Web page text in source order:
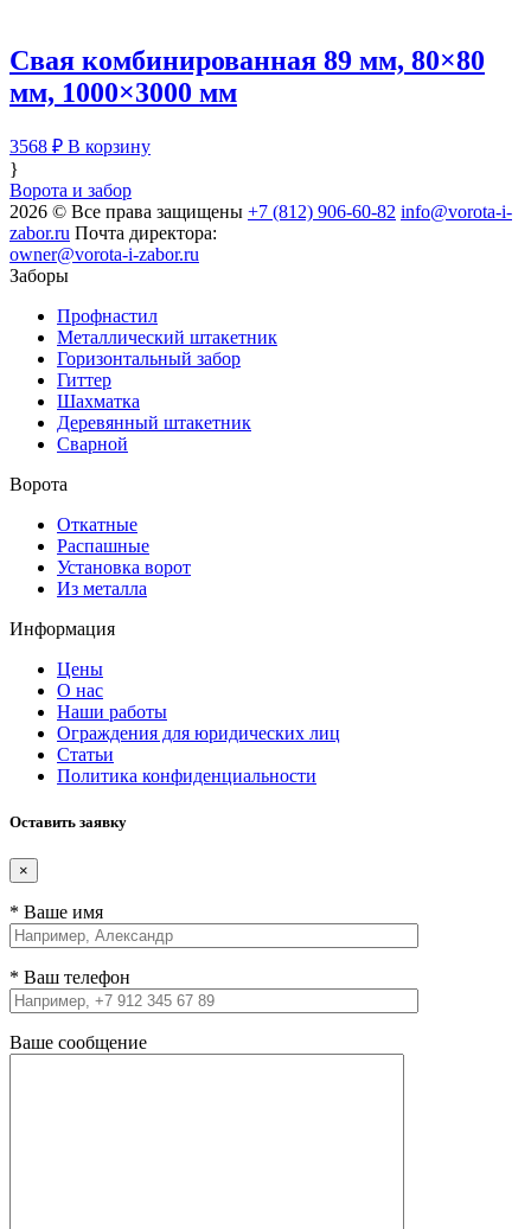
Свая комбинированная 89 мм, 80×80
мм, 1000×3000 мм
3568 ₽ В корзину
}
Ворота и забор
2026 © Все права защищены +7 (812) 906-60-82 info@vorota-i-
zabor.ru Почта директора:
owner@vorota-i-zabor.ru
Заборы
Профнастил
Металлический штакетник
Горизонтальный забор
Гиттер
Шахматка
Деревянный штакетник
Сварной
Ворота
Откатные
Распашные
Установка ворот
Из металла
Информация
Цены
О нас
Наши работы
Ограждения для юридических лиц
Статьи
Политика конфиденциальности
Оставить заявку
×
* Ваше имя
* Ваш телефон
Ваше сообщение